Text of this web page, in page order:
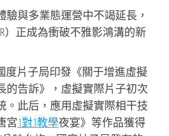
驗與多業態運營中不竭延長，
）正成為衝破不雅影鴻溝的新
度片子局印發《關于增進虛擬
的告訴》，虛擬實際片子初次
。此后，應用虛擬實際相干技
宮1對1教學夜宴》等作品獲得